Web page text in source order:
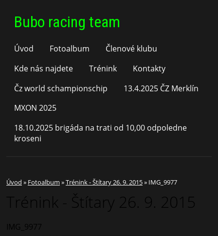
Bubo racing team
Úvod Fotoalbum
Členové klubu
Kde nás najdete
Trénink
Kontakty
Čz world schampionschip
13.4.2025 ČZ Merklín
MXON 2025
18.10.2025 brigáda na trati od 10,00 odpoledne
kroseni
Úvod » Fotoalbum »Trénink - Štítary 26. 9. 2015» IMG_9977
Trénink - Štítary 26. 9. 2015
IMG_9977